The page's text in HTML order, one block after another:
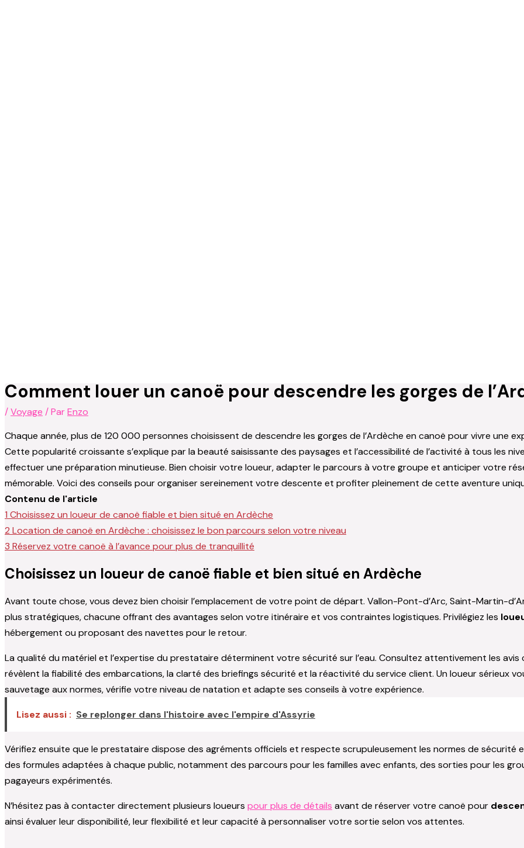
Comment louer un canoë pour descendre les gorges de
/Voyage / ParEnzo
Chaque année, plus de 120 000 personnes choisissent de descendre les gorges de l’Ardèche en canoë pour vivre une
Cette popularité croissante s’explique par la beauté saisissante des paysages et l’accessibilité de l’activité à tous les
effectuer une préparation minutieuse. Bien choisir votre loueur, adapter le parcours à votre groupe et anticiper votre
mémorable. Voici des conseils pour organiser sereinement votre descente et profiter pleinement de cette aventure
Contenu de l'article
1 Choisissez un loueur de canoë fiable et bien situé en Ardèche
2 Location de canoë en Ardèche : choisissez le bon parcours selon votre niveau
3 Réservez votre canoë à l’avance pour plus de tranquillité
Choisissez un loueur de canoë fiable et bien situé en Ardèche
Avant toute chose, vous devez bien choisir l’emplacement de votre point de départ. Vallon-Pont-d’Arc, Saint-Martin-
plus stratégiques, chacune offrant des avantages selon votre itinéraire et vos contraintes logistiques. Privilégiez les
hébergement ou proposant des navettes pour le retour.
La qualité du matériel et l’expertise du prestataire déterminent votre sécurité sur l’eau. Consultez attentivement les avis
révèlent la fiabilité des embarcations, la clarté des briefings sécurité et la réactivité du service client. Un loueur sérieux
sauvetage aux normes, vérifie votre niveau de natation et adapte ses conseils à votre expérience.
Lisez aussi : Se replonger dans l'histoire avec l'empire d'Assyrie
Vérifiez ensuite que le prestataire dispose des agréments officiels et respecte scrupuleusement les normes de sécurité
des formules adaptées à chaque public, notamment des parcours pour les familles avec enfants, des sorties pour les
pagayeurs expérimentés.
N’hésitez pas à contacter directement plusieurs loueurs pour plus de détails avant de réserver votre canoë pour
ainsi évaluer leur disponibilité, leur flexibilité et leur capacité à personnaliser votre sortie selon vos attentes.